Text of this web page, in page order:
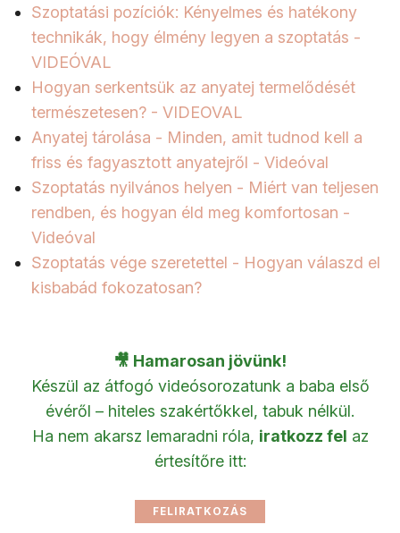
Szoptatási pozíciók: Kényelmes és hatékony
technikák, hogy élmény legyen a szoptatás -
VIDEÓVAL
Hogyan serkentsük az anyatej termelődését
természetesen? - VIDEOVAL
Anyatej tárolása - Minden, amit tudnod kell a
friss és fagyasztott anyatejről - Videóval
Szoptatás nyilvános helyen - Miért van teljesen
rendben, és hogyan éld meg komfortosan -
Videóval
Szoptatás vége szeretettel - Hogyan válaszd el
kisbabád fokozatosan?
🎥 Hamarosan jövünk!
Készül az átfogó videósorozatunk a baba első
évéről – hiteles szakértőkkel, tabuk nélkül.
Ha nem akarsz lemaradni róla, iratkozz fel az
értesítőre itt: